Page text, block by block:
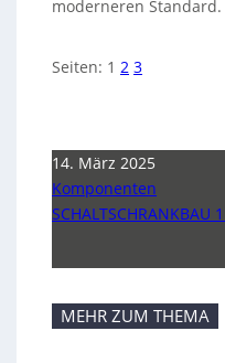
moderneren Standard.
Seiten: 1 2 3
14. März 2025
Komponenten
SCHALTSCHRANKBAU
MEHR ZUM THEMA